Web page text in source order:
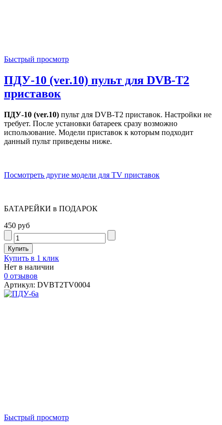
Быстрый просмотр
ПДУ-10 (ver.10) пульт для DVB-T2
приставок
ПДУ-10 (ver.10) пульт для DVB-T2 приставок. Настройки не
требует. После установки батареек сразу возможно
использование. Модели приставок к которым подходит
данный пульт приведены ниже.
Посмотреть другие модели для TV приставок
БАТАРЕЙКИ в ПОДАРОК
450 руб
Купить в 1 клик
Нет в наличии
0 отзывов
Артикул: DVBT2TV0004
Быстрый просмотр